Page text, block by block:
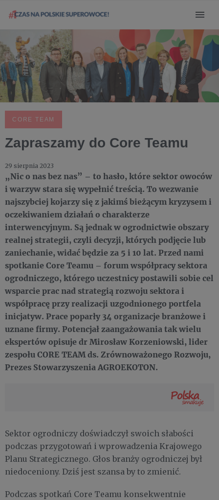
CORE TEAM
Zapraszamy do Core Teamu
29 sierpnia 2023
„Nic o nas bez nas” – to hasło, które sektor owoców
i warzyw stara się wypełnić treścią. To wezwanie
najszybciej kojarzy się z jakimś bieżącym kryzysem i
oczekiwaniem działań o charakterze
interwencyjnym. Są jednak w ogrodnictwie obszary
realnej strategii, czyli decyzji, których podjęcie lub
zaniechanie, widać będzie za 5 i 10 lat. Przed nami
spotkanie Core Teamu – forum współpracy sektora
ogrodniczego, którego uczestnicy postawili sobie cel
wsparcie prac nad strategią rozwoju sektora i
współpracę przy realizacji uzgodnionego portfela
inicjatyw. Prace poparły 34 organizacje branżowe i
uznane firmy. Potencjał zaangażowania tak wielu
ekspertów opisuje dr Mirosław Korzeniowski, lider
zespołu CORE TEAM ds. Zrównoważonego Rozwoju,
Prezes Stowarzyszenia AGROEKOTON.
Sektor ogrodniczy doświadczył swoich słabości
podczas przygotowań i wprowadzenia Krajowego
Planu Strategicznego. Głos branży ogrodniczej był
niedoceniony. Dziś jest szansa by to zmienić.
Podczas spotkań Core Teamu konsekwentnie